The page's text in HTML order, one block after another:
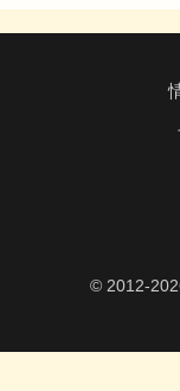
© 2012-